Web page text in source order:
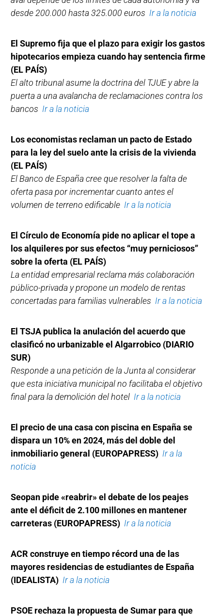
desde 200.000 hasta 325.000 euros Ir a la noticia
El Supremo fija que el plazo para exigir los gastos
hipotecarios empieza cuando hay sentencia firme
(EL PAÍS)
El alto tribunal asume la doctrina del TJUE y abre la
puerta a una avalancha de reclamaciones contra los
bancos Ir a la noticia
Los economistas reclaman un pacto de Estado
para la ley del suelo ante la crisis de la vivienda
(EL PAÍS)
El Banco de España cree que resolver la falta de
oferta pasa por incrementar cuanto antes el
volumen de terreno edificable Ir a la noticia
El Círculo de Economía pide no aplicar el tope a
los alquileres por sus efectos “muy perniciosos”
sobre la oferta (EL PAÍS)
La entidad empresarial reclama más colaboración
público-privada y propone un modelo de rentas
concertadas para familias vulnerables Ir a la noticia
El TSJA publica la anulación del acuerdo que
clasificó no urbanizable el Algarrobico (DIARIO
SUR)
Responde a una petición de la Junta al considerar
que esta iniciativa municipal no facilitaba el objetivo
final para la demolición del hotel Ir a la noticia
El precio de una casa con piscina en España se
dispara un 10% en 2024, más del doble del
inmobiliario general (EUROPAPRESS) Ir a la
noticia
Seopan pide «reabrir» el debate de los peajes
ante el déficit de 2.100 millones en mantener
carreteras (EUROPAPRESS) Ir a la noticia
ACR construye en tiempo récord una de las
mayores residencias de estudiantes de España
(IDEALISTA) Ir a la noticia
PSOE rechaza la propuesta de Sumar para que